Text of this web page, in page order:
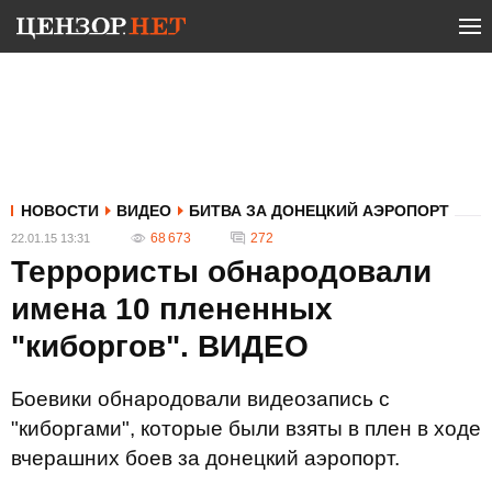
НОВОСТИ ВИДЕО БИТВА ЗА ДОНЕЦКИЙ АЭРОПОРТ
22.01.15 13:31 68 673 272
Террористы обнародовали
имена 10 плененных
"киборгов". ВИДЕО
Боевики обнародовали видеозапись с
"киборгами", которые были взяты в плен в ходе
вчерашних боев за донецкий аэропорт.